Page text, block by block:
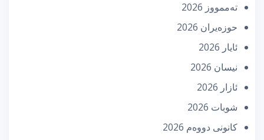
تەممووز 2026
حوزه‌یران 2026
ئایار 2026
نیسان 2026
ئازار 2026
شوبات 2026
كانونی دووه‌م 2026